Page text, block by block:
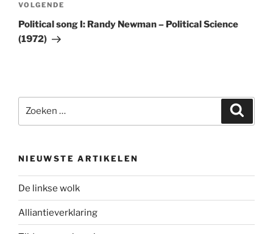
Volgend
bericht
VOLGENDE
Political song I: Randy Newman – Political Science
(1972)
naar:
NIEUWSTE ARTIKELEN
De linkse wolk
Alliantieverklaring